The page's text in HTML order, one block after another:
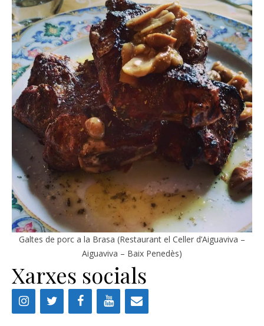
Galtes de porc a la Brasa (Restaurant el Celler d’Aiguaviva –
Aiguaviva – Baix Penedès)
Xarxes socials